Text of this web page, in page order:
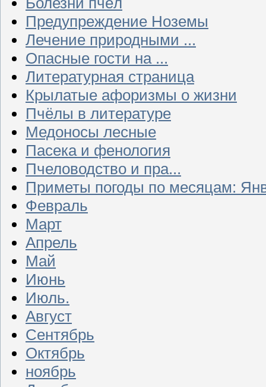
Предупреждение Ноземы
Лечение природными ...
Опасные гости на ...
Литературная страница
Крылатые афоризмы о жизни
Пчёлы в литературе
Медоносы лесные
Пасека и фенология
Пчеловодство и пра...
Приметы погоды по месяцам:
Февраль
Март
Апрель
Май
Июнь
Июль.
Август
Сентябрь
Октябрь
ноябрь